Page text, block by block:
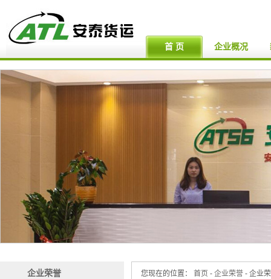
首 页 企业概况
企业荣誉 您现在的位置： 首页 - 企业荣誉 - 企业